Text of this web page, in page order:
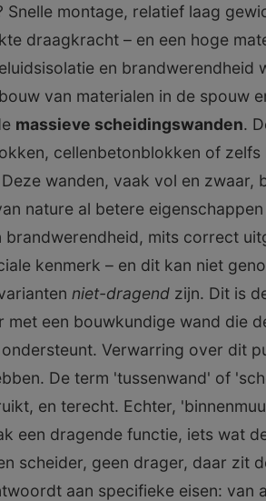
montage, relatief laag
draagkracht – en een hoge
en brandwerendheid
van materialen in de spouw
massieve scheidingswanden.
cellenbetonblokken of zelfs
wanden, vaak vol en zwaar,
nature al betere
brandwerendheid, mits correct
kenmerk – en dit kan niet
niet-dragend zijn. Dit is
met een bouwkundige wand die
Verwarring over dit
De term 'tussenwand' of
en terecht. Echter,
een dragende functie, iets wat
scheider, geen drager, daar zit
aan specifieke eisen: van